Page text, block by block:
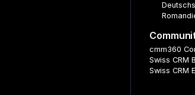
cmm360
Swiss CRM
Swiss CRM